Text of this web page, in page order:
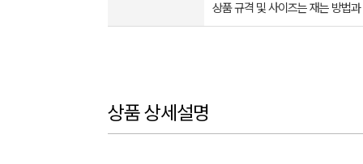
상품 규격 및 사이즈는 재는 방법
상품 상세설명